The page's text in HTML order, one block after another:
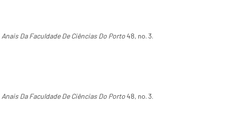
Anais Da Faculdade De Ciências Do Porto48, no. 3.
Anais Da Faculdade De Ciências Do Porto48, no. 3.